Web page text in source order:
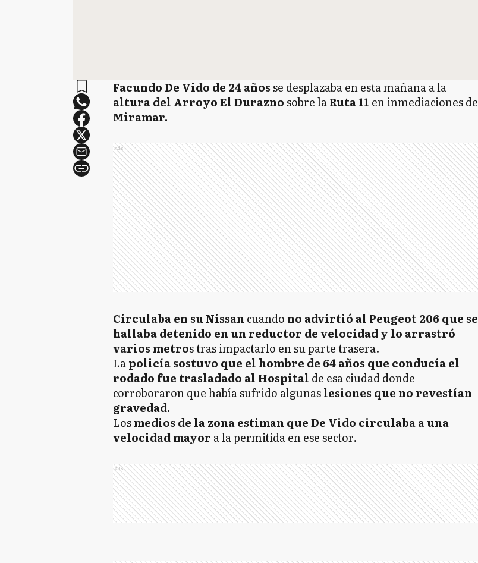
Facundo De Vido de 24 añosse desplazaba en esta mañana a la
altura del Arroyo El Duraznosobre laRuta 11 en inmediaciones de
Miramar.
Ads
Circulaba en su Nissan cuando no advirtió al Peugeot 206 que se
hallaba detenido en un reductor de velocidad y lo arrastró
varios metros tras impactarlo en su parte trasera.
Lapolicía sostuvo que el hombre de 64 años que conducía el
rodado fue trasladado al Hospital de esa ciudad donde
corroboraron que había sufrido algunaslesiones que no revestían
gravedad.
Losmedios de la zona estiman que De Vido circulaba a una
velocidad mayor a la permitida en ese sector.
Ads